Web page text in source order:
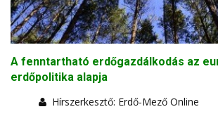
A fenntartható erdőgazdálkodás az
erdőpolitika alapja
Hírszerkesztő: Erdő-Mező Online